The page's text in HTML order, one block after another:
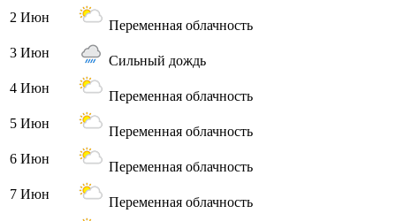
2 Июн
Переменная облачность
3 Июн
Сильный дождь
4 Июн
Переменная облачность
5 Июн
Переменная облачность
6 Июн
Переменная облачность
7 Июн
Переменная облачность